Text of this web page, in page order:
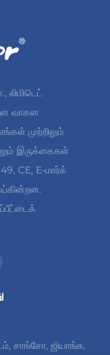
லிமிடெட்
வாகன
முற்றிலும்
இருக்கைகள்
CE, E-மார்க்
சாங்சோ, ஜியாங்சு,